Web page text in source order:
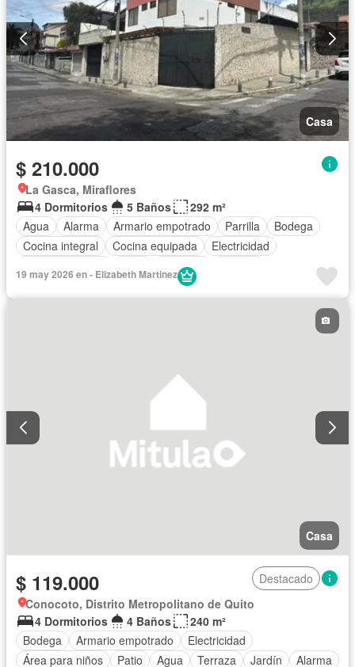
Casa
$ 210.000
La Gasca, Miraflores
4 Dormitorios
5 Baños
292 m²
Agua
Alarma Armario empotrado Parrilla
Bodega
Cocina integral
Cocina equipada
Electricidad
Conserje
Parcialmente amoblado
19 may 2026 en - Elizabeth Martinez
Casa
$ 119.000
Destacado
Conocoto, Distrito Metropolitano de Quito
4 Dormitorios
4 Baños
240 m²
Bodega
Armario empotrado
Electricidad
Área para niños
Patio Agua Terraza Jardín Alarma